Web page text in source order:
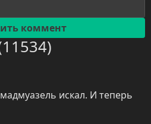
искал. И теперь